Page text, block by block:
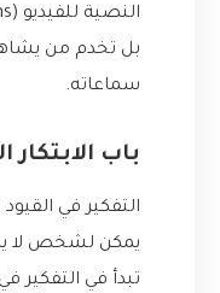
بل تخدم من
سماعاته.
باب الابتكار
التفكير في
يمكن لشخص لا
تبدأ في التفكير